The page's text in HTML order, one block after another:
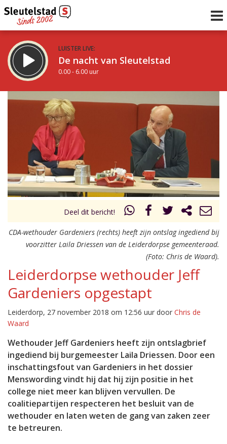
LUISTER LIVE:
De nacht van Sleutelstad
0.00 - 6.00 uur
De ochtend van Sleutelstad
6.00 - 12.00 uur
Vorig uur
Volgend uur
Inklappen
Deel dit bericht!
CDA-wethouder Gardeniers (rechts) heeft zijn ontslag ingediend bij
voorzitter Laila Driessen van de Leiderdorpse gemeenteraad.
(Foto: Chris de Waard).
Leiderdorpse wethouder Jeff
Gardeniers opgestapt
Leiderdorp, 27 november 2018 om 12:56 uur door Chris de
Waard
Wethouder Jeff Gardeniers heeft zijn ontslagbrief
ingediend bij burgemeester Laila Driessen. Door een
inschattingsfout van Gardeniers in het dossier
Menswording vindt hij dat hij zijn positie in het
college niet meer kan blijven vervullen. De
coalitiepartijen respecteren het besluit van de
wethouder en laten weten de gang van zaken zeer
te betreuren.